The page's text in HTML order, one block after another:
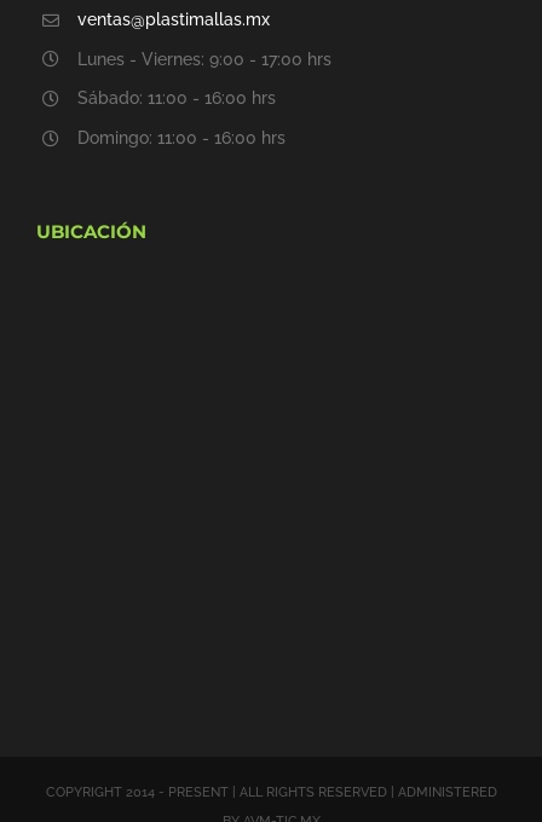
ventas@plastimallas.mx
Lunes - Viernes: 9:00 - 17:00 hrs
Sábado: 11:00 - 16:00 hrs
Domingo: 11:00 - 16:00 hrs
UBICACIÓN
COPYRIGHT 2014 - PRESENT | ALL RIGHTS RESERVED | ADMINISTERED